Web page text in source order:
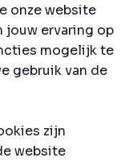
onze website
jouw ervaring op
mogelijk te
gebruik van de
zijn
website